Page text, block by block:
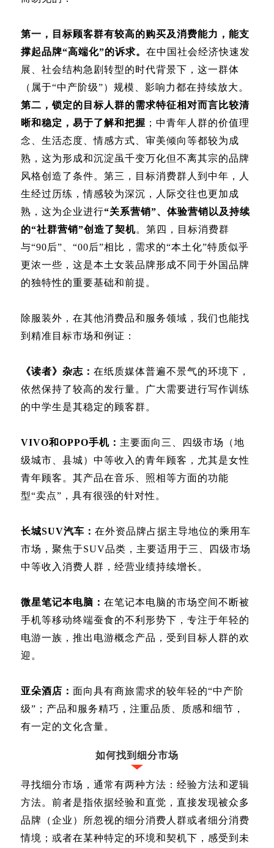
第一，目标顾客群有较高的购买及消费能力，能支
撑起品牌“高端化”的诉求。 在中国社会经济快速发
展、社会结构急剧转型的时代背景下，这一群体
（属于“中产阶级”）规模、影响力都在持续放大。
第二，锁定的目标人群的需求特征相对而言比较清
晰和稳定，易于了解和把握 ；中青年人群的价值理
念、生活态度、情感方式、审美倾向等都较为成
熟，这为形成和沉淀虽千变万化但不离其宗的品牌
风格创造了条件。第三，目标消费群人到中年，人
生经过历练，情感较为深沉，人际交往也更加成
熟，这为企业进行“关系营销”、体验营销以及持续
的“社群营销”创造了契机。第四，目标消费群
与“90后”、“00后”相比，需求的“本土化”特质似乎
更浓一些，这是本土女装品牌形成不同于外国品牌
的独特性的重要基础和前提。
除服装外，在其他消费品和服务领域，我们也能找
到精准目标市场和例证：
《读者》杂志： 在纸质媒体普遍不景气的环境下，
依然保持了较高的发行量。广大需要进行写作训练
的中学生是其稳定的顾客群。
VIVO和OPPO手机： 主要面向三、四级市场（地
级城市、县城）中等收入的青年顾客，尤其是女性
青年顾客。其产品在音乐、照相等方面的功能
型“卖点”，具有很强的针对性。
长城SUV汽车： 在外资品牌占据主导地位的乘用车
市场，聚焦于SUV品类，主要适用于三、四级市场
中等收入消费人群，经营业绩持续增长。
微星笔记本电脑： 在笔记本电脑的市场空间不断被
手机等移动终端蚕食的不利形势下，专注于年轻的
电游一族，推出电游概念产品，受到目标人群的欢
迎。
亚朵酒店： 面向具有商旅需求的较年轻的“中产阶
级”；产品和服务精巧，注重品质、质感和细节，
有一定的文化含量。
如何找到细分市场
寻找细分市场，通常有两种方法：经验方法和逻辑
方法。前者是指依据经验和直觉，直接发现被众多
品牌（企业）所忽视的细分消费人群或者细分消费
情境；或者在某种特定的环境和契机下，感受到未